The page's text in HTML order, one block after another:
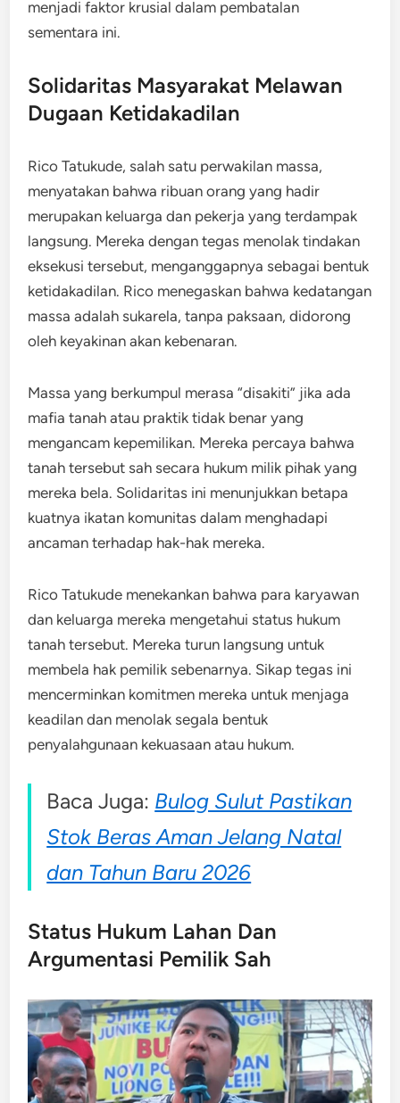
menjadi faktor krusial dalam pembatalan
sementara ini.
Solidaritas Masyarakat Melawan
Dugaan Ketidakadilan
Rico Tatukude, salah satu perwakilan massa,
menyatakan bahwa ribuan orang yang hadir
merupakan keluarga dan pekerja yang terdampak
langsung. Mereka dengan tegas menolak tindakan
eksekusi tersebut, menganggapnya sebagai bentuk
ketidakadilan. Rico menegaskan bahwa kedatangan
massa adalah sukarela, tanpa paksaan, didorong
oleh keyakinan akan kebenaran.
Massa yang berkumpul merasa “disakiti” jika ada
mafia tanah atau praktik tidak benar yang
mengancam kepemilikan. Mereka percaya bahwa
tanah tersebut sah secara hukum milik pihak yang
mereka bela. Solidaritas ini menunjukkan betapa
kuatnya ikatan komunitas dalam menghadapi
ancaman terhadap hak-hak mereka.
Rico Tatukude menekankan bahwa para karyawan
dan keluarga mereka mengetahui status hukum
tanah tersebut. Mereka turun langsung untuk
membela hak pemilik sebenarnya. Sikap tegas ini
mencerminkan komitmen mereka untuk menjaga
keadilan dan menolak segala bentuk
penyalahgunaan kekuasaan atau hukum.
Baca Juga: Bulog Sulut Pastikan
Stok Beras Aman Jelang Natal
dan Tahun Baru 2026
Status Hukum Lahan Dan
Argumentasi Pemilik Sah